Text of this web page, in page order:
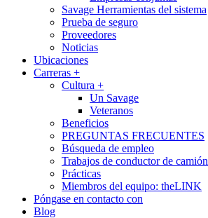
Savage Herramientas del sistema
Prueba de seguro
Proveedores
Noticias
Ubicaciones
Carreras +
Cultura +
Un Savage
Veteranos
Beneficios
PREGUNTAS FRECUENTES
Búsqueda de empleo
Trabajos de conductor de camión
Prácticas
Miembros del equipo: theLINK
Póngase en contacto con
Blog